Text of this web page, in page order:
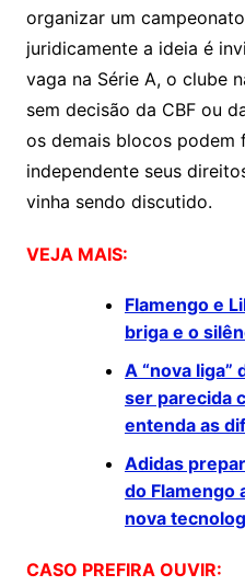
organizar um
juridicamente a ideia é
vaga na Série A, o clube
sem decisão da CBF ou
os demais blocos podem
independente seus
vinha sendo discutido.
VEJA MAIS:
Flamengo e
briga e o
A “nova liga”
ser parecida
entenda as
Adidas
do Flamengo
nova
CASO PREFIRA OUVIR: